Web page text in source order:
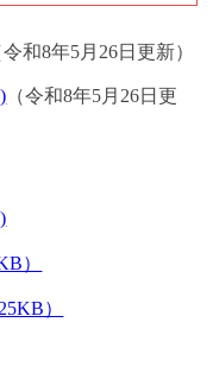
令和8年5月26日更新）
（令和8年5月26日更
）
）